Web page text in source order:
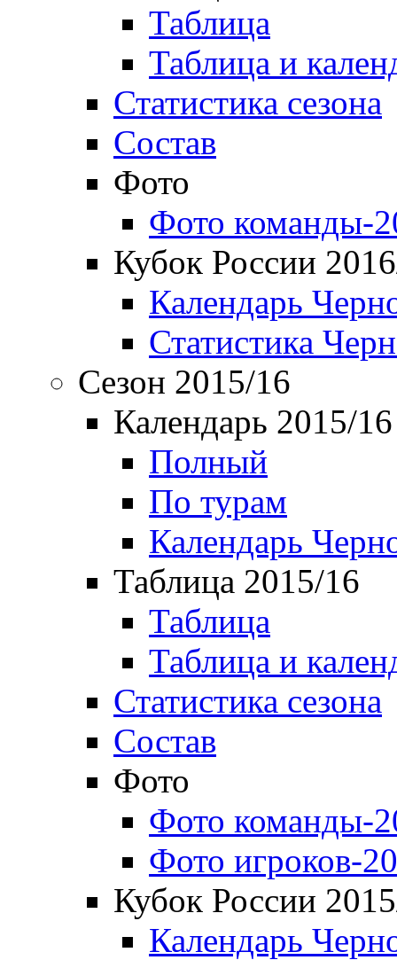
Таблица
Таблица и
Статистика сезона
Состав
Фото
Фото команды-
Кубок России
Календарь
Статистика
Сезон 2015/16
Календарь 2015/16
Полный
По турам
Календарь
Таблица 2015/16
Таблица
Таблица и
Статистика сезона
Состав
Фото
Фото команды-
Фото игроков-
Кубок России
Календарь